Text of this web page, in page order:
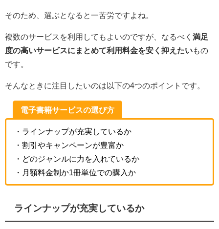
そのため、選ぶとなると一苦労ですよね。
複数のサービスを利用してもよいのですが、なるべく 満足
度の高いサービスにまとめて利用料金を安く抑えたいもの
です。
そんなときに注目したいのは以下の4つのポイントです。
電子書籍サービスの選び方
・ラインナップが充実しているか
・割引やキャンペーンが豊富か
・どのジャンルに力を入れているか
・月額料金制か1冊単位での購入か
ラインナップが充実しているか